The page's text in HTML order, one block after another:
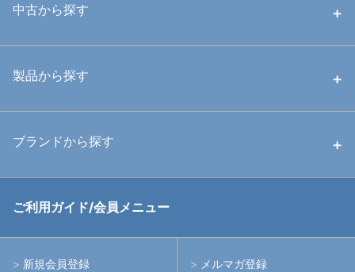
中古から探す
中古ハウジング
中古アームシステム
製品から探す
ハウジング
ライト
ブランドから探す
RGBlue
イノン
ご利用ガイド/会員メニュー
新規会員登録 メルマガ登録